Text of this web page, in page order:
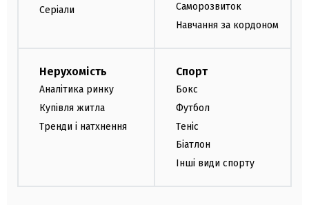
Серіали
Саморозвиток
Навчання за кордоном
Нерухомість
Аналітика ринку
Купівля житла
Тренди і натхнення
Спорт
Бокс
Футбол
Теніс
Біатлон
Інші види спорту